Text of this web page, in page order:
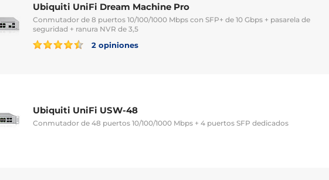
Ubiquiti UniFi Dream Machine Pro
Conmutador de 8 puertos 10/100/1000 Mbps con SFP+ de 10 Gbps + pasarela de
seguridad + ranura NVR de 3,5
2 opiniones
Ubiquiti UniFi USW-48
Conmutador de 48 puertos 10/100/1000 Mbps + 4 puertos SFP dedicados